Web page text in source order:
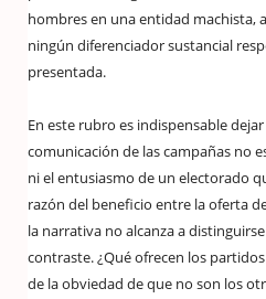
hombres en una entidad machista,
ningún diferenciador sustancial
presentada.
En este rubro es indispensable
comunicación de las campañas no
ni el entusiasmo de un electorado
razón del beneficio entre la oferta
la narrativa no alcanza a
contraste. ¿Qué ofrecen los
de la obviedad de que no son los